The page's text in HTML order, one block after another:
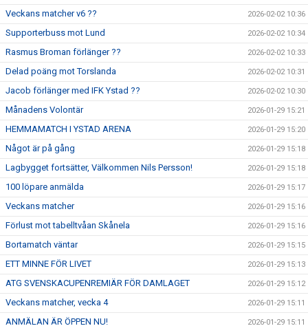
Veckans matcher v6 ?? 2026-02-02 10:36
Supporterbuss mot Lund 2026-02-02 10:34
Rasmus Broman förlänger ?? 2026-02-02 10:33
Delad poäng mot Torslanda 2026-02-02 10:31
Jacob förlänger med IFK Ystad ?? 2026-02-02 10:30
Månadens Volontär 2026-01-29 15:21
HEMMAMATCH I YSTAD ARENA 2026-01-29 15:20
Något är på gång 2026-01-29 15:18
Lagbygget fortsätter, Välkommen Nils Persson! 2026-01-29 15:18
100 löpare anmälda 2026-01-29 15:17
Veckans matcher 2026-01-29 15:16
Förlust mot tabelltvåan Skånela 2026-01-29 15:16
Bortamatch väntar 2026-01-29 15:15
ETT MINNE FÖR LIVET 2026-01-29 15:13
ATG SVENSKACUPENREMIÄR FÖR DAMLAGET 2026-01-29 15:12
Veckans matcher, vecka 4 2026-01-29 15:11
ANMÄLAN ÄR ÖPPEN NU! 2026-01-29 15:11